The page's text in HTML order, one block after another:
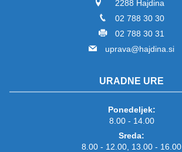
2288 Hajdina
02 788 30 30
02 788 30 31
uprava@hajdina.si
URADNE URE
Ponedeljek:
8.00 - 14.00
Sreda:
8.00 - 12.00, 13.00 - 16.00